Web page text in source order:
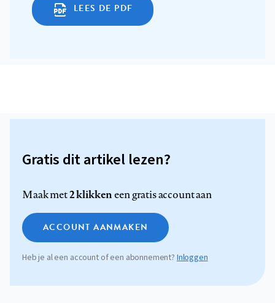
LEES DE PDF
Gratis dit artikel lezen?
Maak met2 klikkeneen gratis account aan
ACCOUNT AANMAKEN
Heb je al een account of een abonnement? Inloggen